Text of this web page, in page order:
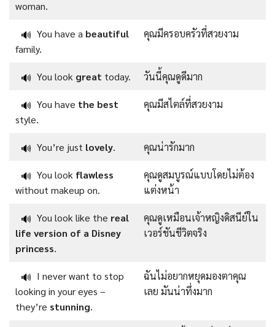
woman.
🔊 You have a beautiful
family.
คุณมีครอบครัวที่สวยงาม
🔊 You look great today. วันนี้คุณดูดีมาก
🔊 You have the best
style.
คุณมีสไตล์ที่สวยงาม
🔊 You’re just lovely. คุณน่ารักมาก
🔊 You look flawless
without makeup on.
คุณดูสมบูรณ์แบบโดยไม่ต้อง
แต่งหน้า
🔊 You look like the real
life version of a Disney
princess.
คุณดูเหมือนเจ้าหญิงดิสนีย์ใน
เวอร์ชันชีวิตจริง
🔊 I never want to stop
looking in your eyes –
they’re stunning.
ฉันไม่อยากหยุดมองตาคุณ
เลย มันน่าทึ่งมาก